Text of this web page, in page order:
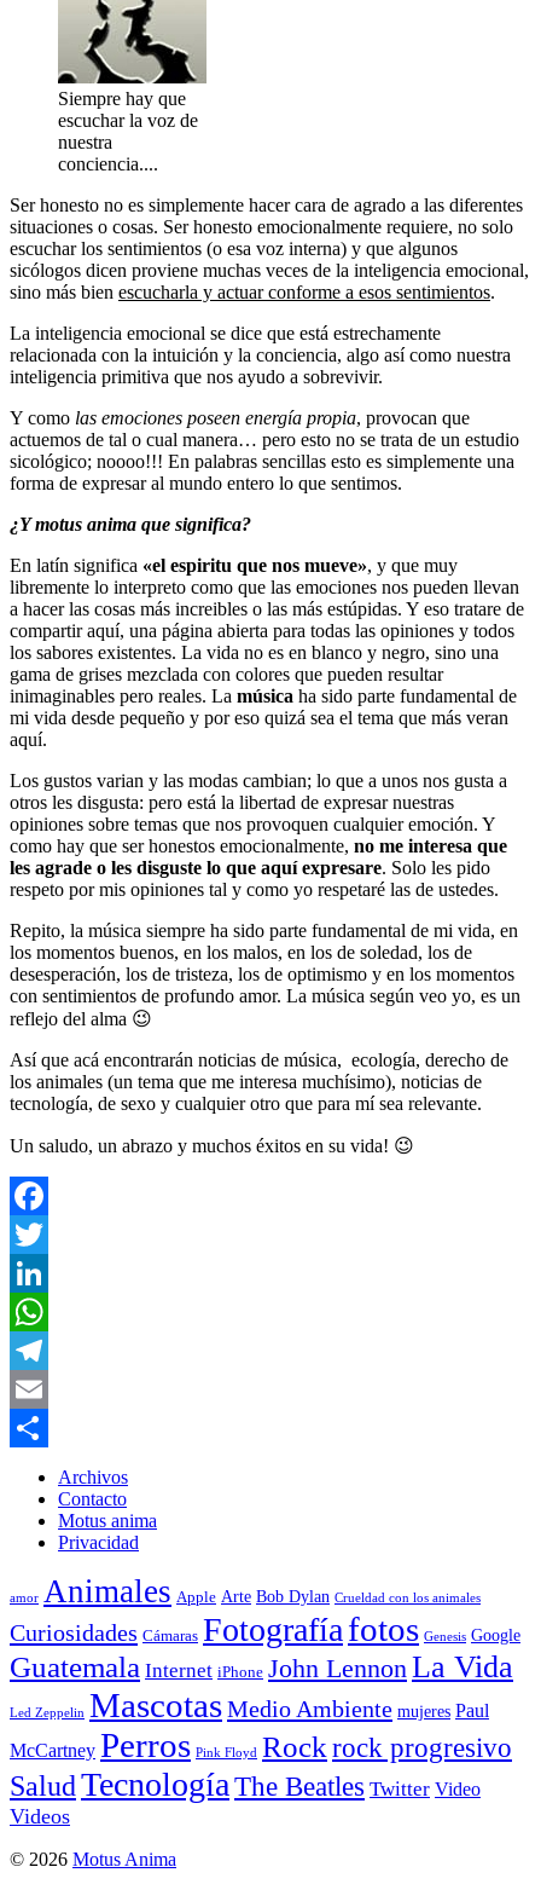
Siempre hay que
escuchar la voz de
nuestra
conciencia....
Ser honesto no es simplemente hacer cara de agrado a las diferentes
situaciones o cosas. Ser honesto emocionalmente requiere, no solo
escuchar los sentimientos (o esa voz interna) y que algunos
sicólogos dicen proviene muchas veces de la inteligencia emocional,
sino más bien escucharla y actuar conforme a esos sentimientos.
La inteligencia emocional se dice que está estrechamente
relacionada con la intuición y la conciencia, algo así como nuestra
inteligencia primitiva que nos ayudo a sobrevivir.
Y como las emociones poseen energía propia, provocan que
actuemos de tal o cual manera… pero esto no se trata de un estudio
sicológico; noooo!!! En palabras sencillas esto es simplemente una
forma de expresar al mundo entero lo que sentimos.
¿Y motus anima que significa?
En latín significa «el espiritu que nos mueve», y que muy
libremente lo interpreto como que las emociones nos pueden llevan
a hacer las cosas más increibles o las más estúpidas. Y eso tratare de
compartir aquí, una página abierta para todas las opiniones y todos
los sabores existentes. La vida no es en blanco y negro, sino una
gama de grises mezclada con colores que pueden resultar
inimaginables pero reales. La música ha sido parte fundamental de
mi vida desde pequeño y por eso quizá sea el tema que más veran
aquí.
Los gustos varian y las modas cambian; lo que a unos nos gusta a
otros les disgusta: pero está la libertad de expresar nuestras
opiniones sobre temas que nos provoquen cualquier emoción. Y
como hay que ser honestos emocionalmente, no me interesa que
les agrade o les disguste lo que aquí expresare. Solo les pido
respeto por mis opiniones tal y como yo respetaré las de ustedes.
Repito, la música siempre ha sido parte fundamental de mi vida, en
los momentos buenos, en los malos, en los de soledad, los de
desesperación, los de tristeza, los de optimismo y en los momentos
con sentimientos de profundo amor. La música según veo yo, es un
reflejo del alma 😉
Así que acá encontrarán noticias de música, ecología, derecho de
los animales (un tema que me interesa muchísimo), noticias de
tecnología, de sexo y cualquier otro que para mí sea relevante.
Un saludo, un abrazo y muchos éxitos en su vida! 😉
Facebook
Twitter
LinkedIn
WhatsApp
Telegram
Email
Compartir
Archivos
Contacto
Motus anima
Privacidad
amor Animales Apple Arte Bob Dylan Crueldad con los animales
Curiosidades Cámaras Fotografíafotos Genesis Google
Guatemala Internet iPhone John LennonLa Vida
Led Zeppelin MascotasMedio Ambiente mujeres Paul
McCartney Perros Pink Floyd Rock rock progresivo
SaludTecnología The Beatles Twitter Video
Videos
© 2026 Motus Anima